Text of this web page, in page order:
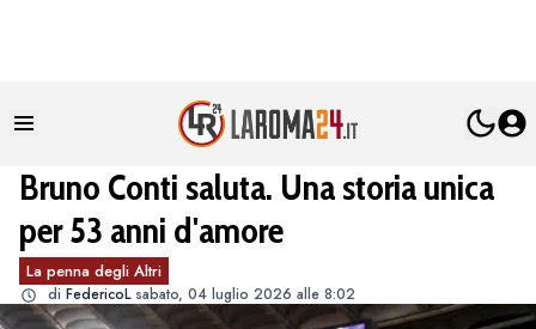
Bruno Conti saluta. Una storia unica
per 53 anni d'amore
La penna degli Altri
di FedericoL sabato, 04 luglio 2026 alle 8:02